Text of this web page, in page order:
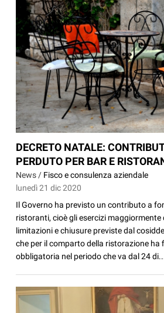
DECRETO NATALE:
PERDUTO PER BAR E
News / Fisco e consulenza aziendale
lunedì 21 dic 2020
Il Governo ha previsto un contributo a
ristoranti, cioè gli esercizi maggiormente
limitazioni e chiusure previste dal
che per il comparto della ristorazione ha
obbligatoria nel periodo che va dal 24